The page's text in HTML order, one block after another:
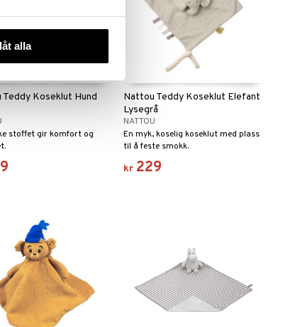
alla
Teddy Koseklut Hund
stoffet gir komfort og
Nattou Teddy Koseklut Elefant
Lysegrå
NATTOU
En myk, koselig koseklut med plass
til å feste smokk.
kr 229